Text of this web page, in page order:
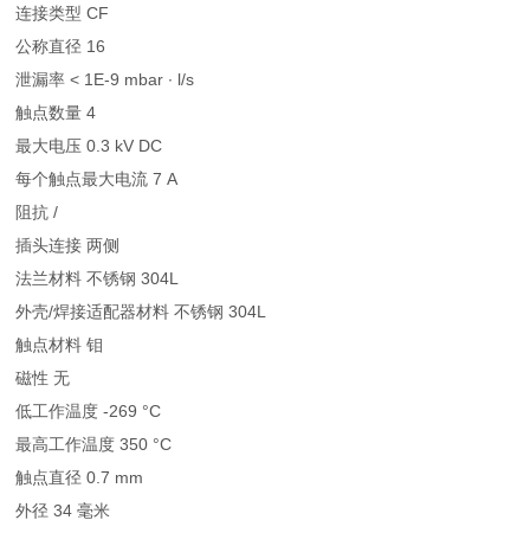
连接类型 CF
公称直径 16
泄漏率 < 1E-9 mbar ∙ l/s
触点数量 4
最大电压 0.3 kV DC
每个触点最大电流 7 A
阻抗 /
插头连接 两侧
法兰材料 不锈钢 304L
外壳/焊接适配器材料 不锈钢 304L
触点材料 钼
磁性 无
低工作温度 -269 °C
最高工作温度 350 °C
触点直径 0.7 mm
外径 34 毫米